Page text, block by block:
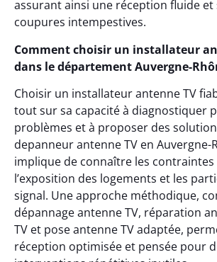
assurant ainsi une réception fluide et
coupures intempestives.
Comment choisir un installateur
dans le département Auvergne-
Choisir un installateur antenne TV
tout sur sa capacité à diagnostiquer
problèmes et à proposer des
depanneur antenne TV en Auvergne-
implique de connaître les contraintes
l’exposition des logements et les
signal. Une approche méthodique,
dépannage antenne TV, réparation
TV et pose antenne TV adaptée,
réception optimisée et pensée pour